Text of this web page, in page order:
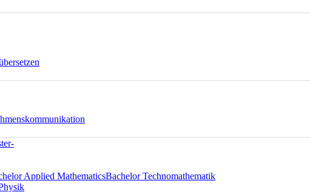
Applied MathematicsBachelor Technomathematik